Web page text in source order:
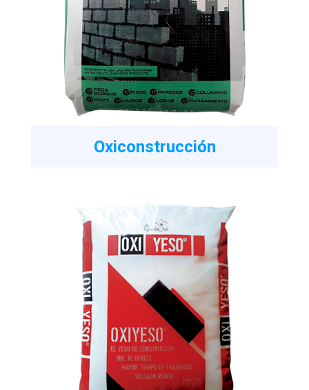
Oxiconstrucción